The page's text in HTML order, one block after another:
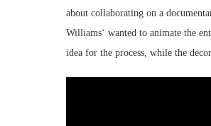
about collaborating on a
Williams‘ wanted to animate the
idea for the process, while the